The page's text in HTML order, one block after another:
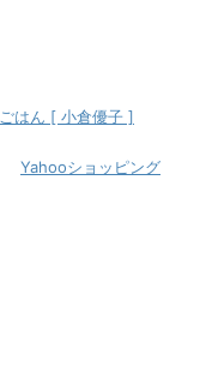
はん [ 小倉優子 ]
Yahooショッピング